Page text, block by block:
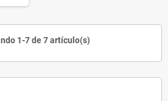
1-7 de 7 artículo(s)